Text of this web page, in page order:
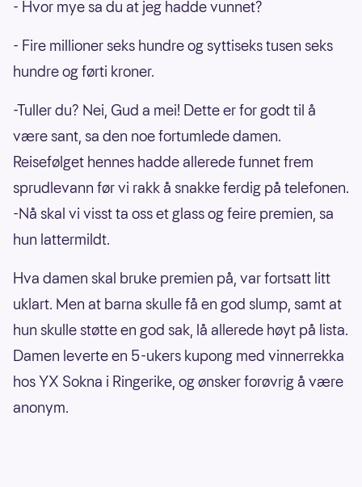
- Hvor mye sa du at jeg hadde vunnet?
- Fire millioner seks hundre og syttiseks tusen seks
hundre og førti kroner.
-Tuller du? Nei, Gud a mei! Dette er for godt til å
være sant, sa den noe fortumlede damen.
Reisefølget hennes hadde allerede funnet frem
sprudlevann før vi rakk å snakke ferdig på telefonen.
-Nå skal vi visst ta oss et glass og feire premien, sa
hun lattermildt.
Hva damen skal bruke premien på, var fortsatt litt
uklart. Men at barna skulle få en god slump, samt at
hun skulle støtte en god sak, lå allerede høyt på lista.
Damen leverte en 5-ukers kupong med vinnerrekka
hos YX Sokna i Ringerike, og ønsker forøvrig å være
anonym.